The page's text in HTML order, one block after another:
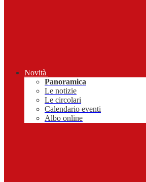
Novità
Panoramica
Le notizie
Le circolari
Calendario eventi
Albo online